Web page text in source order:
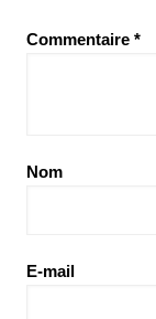
Commentaire *
Nom
E-mail